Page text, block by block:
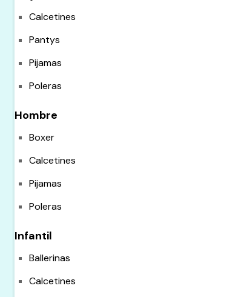
Calcetines
Pantys
Pijamas
Poleras
Hombre
Boxer
Calcetines
Pijamas
Poleras
Infantil
Ballerinas
Calcetines